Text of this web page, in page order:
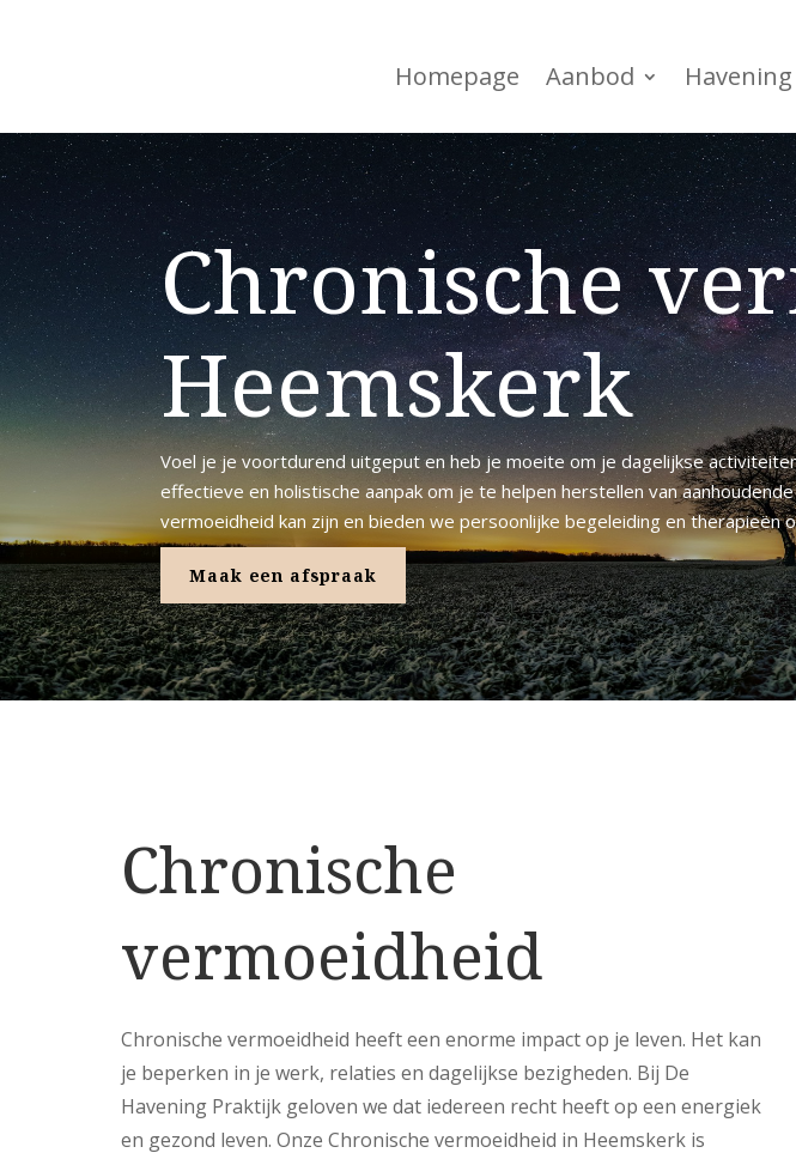
Homepage Aanbod Havening
Chronische
Heemskerk
Voel je je voortdurend uitgeput en heb je moeite om je dagelijkse
effectieve en holistische aanpak om je te helpen herstellen van
vermoeidheid kan zijn en bieden we persoonlijke begeleiding en
Maak een afspraak
Chronische
vermoeidheid
Chronische vermoeidheid heeft een enorme impact op je leven. Het kan
je beperken in je werk, relaties en dagelijkse bezigheden. Bij De
Havening Praktijk geloven we dat iedereen recht heeft op een energiek
en gezond leven. Onze Chronische vermoeidheid in Heemskerk is